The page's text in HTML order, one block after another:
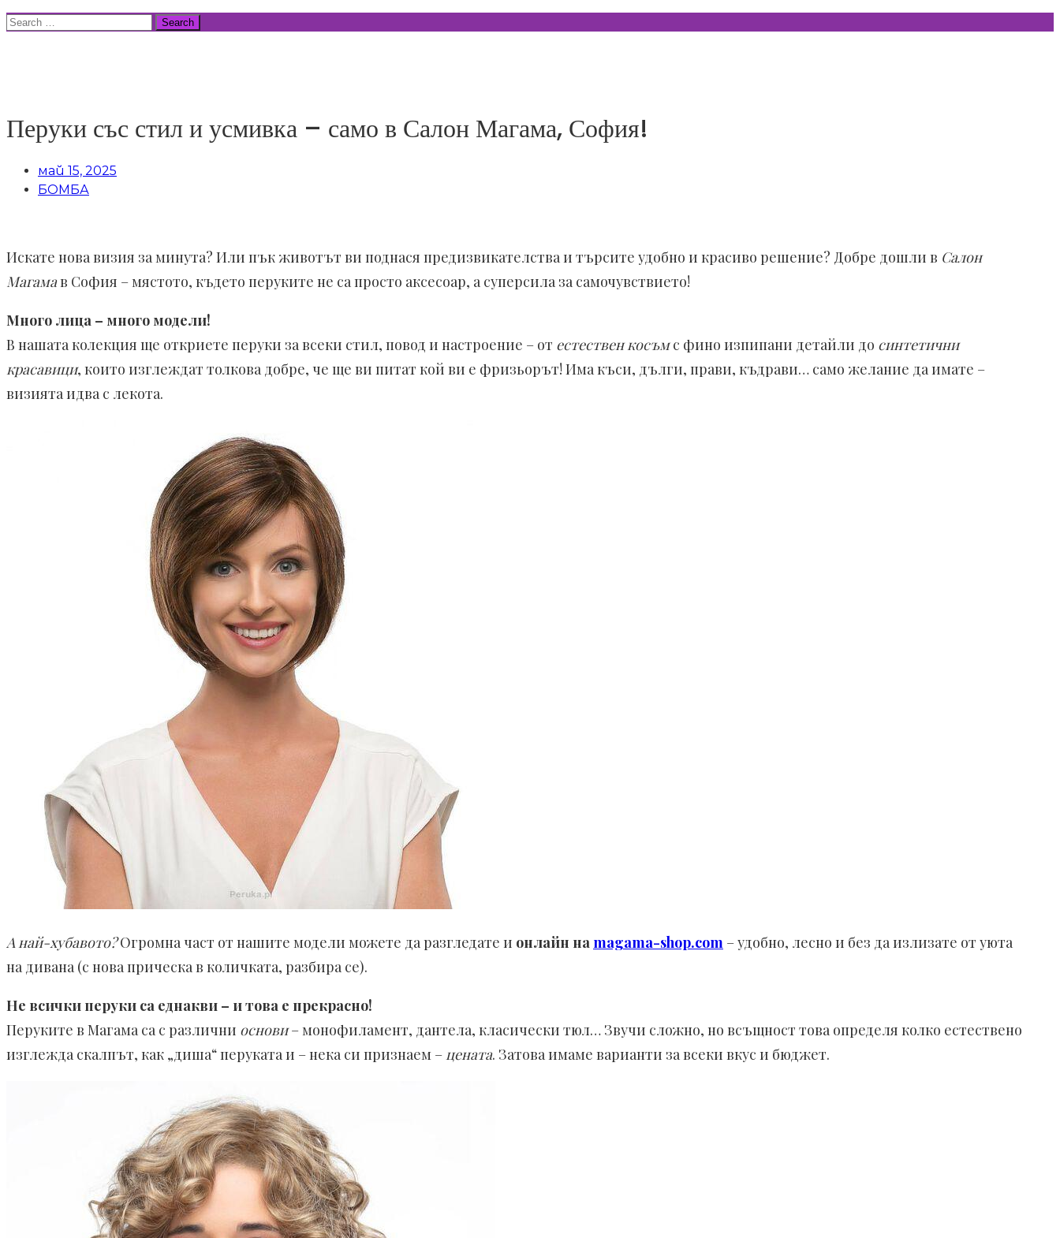
Skip
Search
Перуки със стил и усмивка – само в Салон Магама, София!
май 15, 2025
БОМБА
Искате нова визия за минута? Или пък животът ви поднася предизвикателства и търсите удобно и красиво решение? Добре дошли в Салон
Магамав София – мястото, където перуките не са просто аксесоар, а суперсила за самочувствието!
Много лица – много модели!
В нашата колекция ще откриете перуки за всеки стил, повод и настроение – от естествен косъмс фино изпипани детайли до синтетични
красавици, които изглеждат толкова добре, че ще ви питат кой ви е фризьорът! Има къси, дълги, прави, къдрави… само желание да имате –
визията идва с лекота.
А най-хубавото?Огромна част от нашите модели можете да разгледате и онлайн на magama-shop.com – удобно, лесно и без да излизате от уюта
на дивана (с нова прическа в количката, разбира се).
Не всички перуки са еднакви – и това е прекрасно!
Перуките в Магама са с различни основи– монофиламент, дантела, класически тюл… Звучи сложно, но всъщност това определя колко естествено
изглежда скалпът, как „диша“ перуката и – нека си признаем –цената. Затова имаме варианти за всеки вкус и бюджет.